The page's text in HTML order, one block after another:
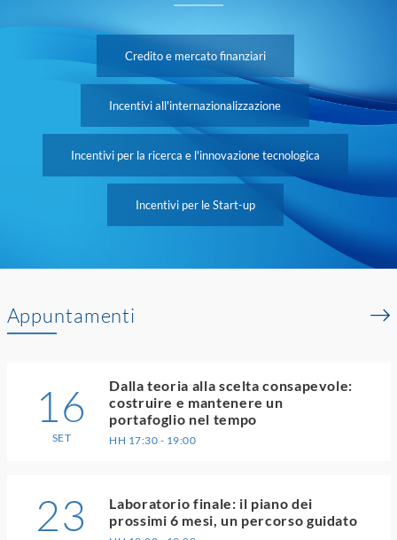
Credito e mercato finanziari
Incentivi all'internazionalizzazione
Incentivi per la ricerca e l'innovazione tecnologica
Incentivi per le Start-up
Appuntamenti
16
SET
Dalla teoria alla scelta consapevole:
costruire e mantenere un
portafoglio nel tempo
HH 17:30 - 19:00
23
Laboratorio finale: il piano dei
prossimi 6 mesi, un percorso guidato